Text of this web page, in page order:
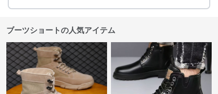
ブーツショートの人気アイテム